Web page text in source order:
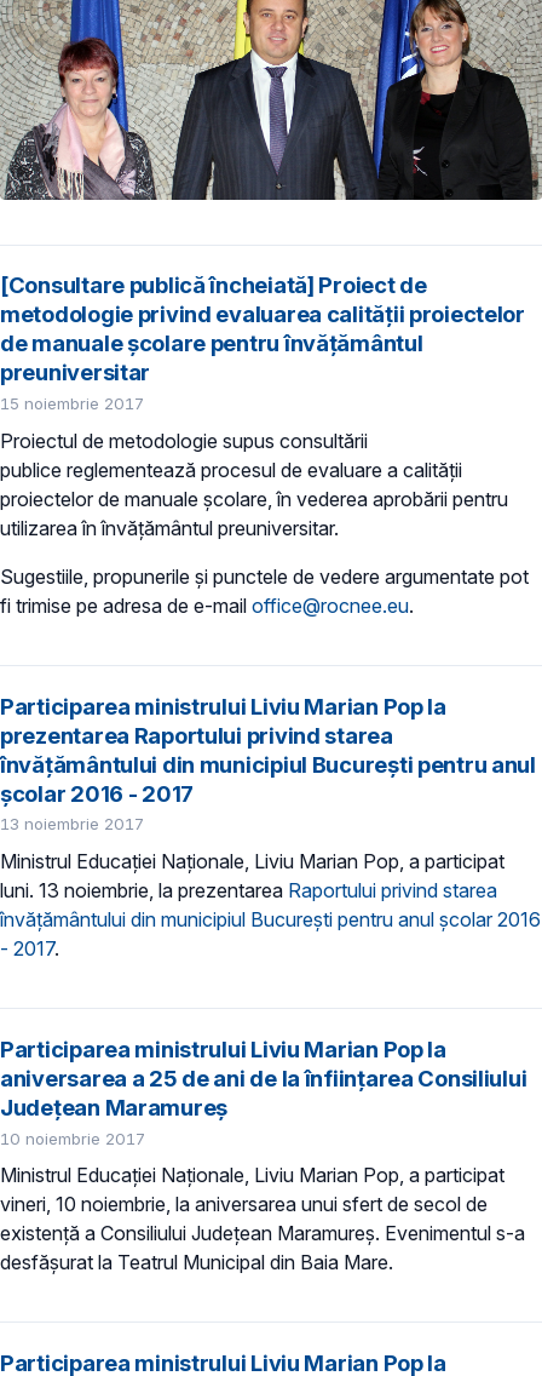
[Consultare publică încheiată] Proiect de
metodologie privind evaluarea calității proiectelor
de manuale școlare pentru învăţământul
preuniversitar
15 noiembrie 2017
Proiectul de metodologie supus consultării
publice reglementează procesul de evaluare a calității
proiectelor de manuale școlare, în vederea aprobării pentru
utilizarea în învăţământul preuniversitar.
Sugestiile, propunerile și punctele de vedere argumentate pot
fi trimise pe adresa de e-mail office@rocnee.eu.
Participarea ministrului Liviu Marian Pop la
prezentarea Raportului privind starea
învăţământului din municipiul Bucureşti pentru anul
şcolar 2016 - 2017
13 noiembrie 2017
Ministrul Educației Naționale, Liviu Marian Pop, a participat
luni. 13 noiembrie, la prezentarea Raportului privind starea
învăţământului din municipiul Bucureşti pentru anul şcolar 2016
- 2017.
Participarea ministrului Liviu Marian Pop la
aniversarea a 25 de ani de la înființarea Consiliului
Județean Maramureș
10 noiembrie 2017
Ministrul Educației Naționale, Liviu Marian Pop, a participat
vineri, 10 noiembrie, la aniversarea unui sfert de secol de
existență a Consiliului Județean Maramureș. Evenimentul s-a
desfășurat la Teatrul Municipal din Baia Mare.
Participarea ministrului Liviu Marian Pop la